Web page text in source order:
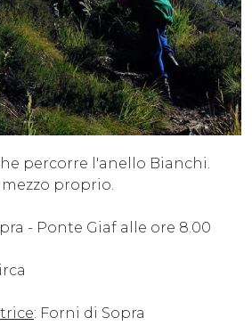
percorre l'anello Bianchi.
proprio.
- Ponte Giaf alle ore 8.00
: Forni di Sopra